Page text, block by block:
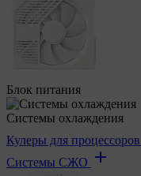
Блок питания
Системы охлаждения
Кулеры для процессоров
Системы СЖО